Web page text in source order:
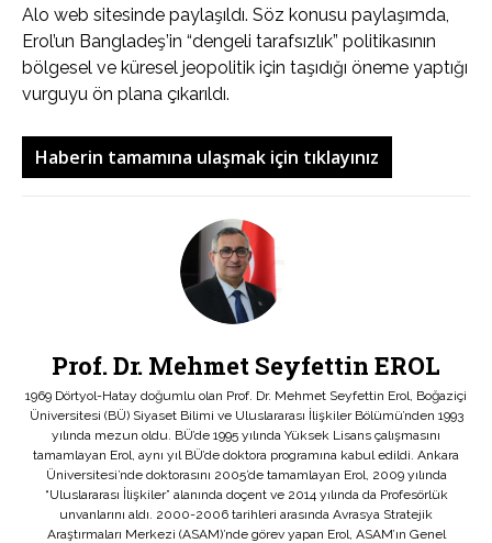
Alo web sitesinde paylaşıldı. Söz konusu paylaşımda,
Erol’un Bangladeş’in “dengeli tarafsızlık” politikasının
bölgesel ve küresel jeopolitik için taşıdığı öneme yaptığı
vurguyu ön plana çıkarıldı.
Haberin tamamına ulaşmak için tıklayınız
Prof. Dr. Mehmet Seyfettin EROL
1969 Dörtyol-Hatay doğumlu olan Prof. Dr. Mehmet Seyfettin Erol, Boğaziçi
Üniversitesi (BÜ) Siyaset Bilimi ve Uluslararası İlişkiler Bölümü’nden 1993
yılında mezun oldu. BÜ’de 1995 yılında Yüksek Lisans çalışmasını
tamamlayan Erol, aynı yıl BÜ’de doktora programına kabul edildi. Ankara
Üniversitesi’nde doktorasını 2005’de tamamlayan Erol, 2009 yılında
“Uluslararası İlişkiler” alanında doçent ve 2014 yılında da Profesörlük
unvanlarını aldı. 2000-2006 tarihleri arasında Avrasya Stratejik
Araştırmaları Merkezi (ASAM)’nde görev yapan Erol, ASAM’ın Genel